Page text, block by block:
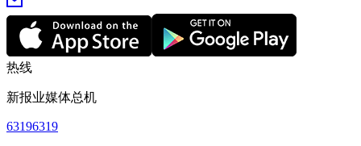
热线
新报业媒体总机
63196319